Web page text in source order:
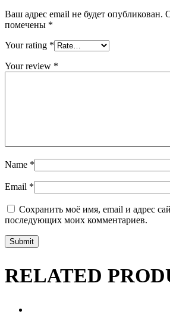
Ваш адрес email не будет опубликован.
помечены *
Your rating *
Your review *
Name *
Email *
Сохранить моё имя, email и адрес
последующих моих комментариев.
RELATED